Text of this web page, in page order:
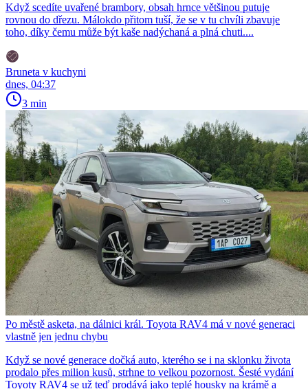
Když scedíte uvařené brambory, obsah hrnce většinou putuje
rovnou do dřezu. Málokdo přitom tuší, že se v tu chvíli zbavuje
toho, díky čemu může být kaše nadýchaná a plná chuti....
Bruneta v kuchyni
dnes, 04:37
3 min
Po městě asketa, na dálnici král. Toyota RAV4 má v nové generaci
vlastně jen jednu chybu
Když se nové generace dočká auto, kterého se i na sklonku života
prodalo přes milion kusů, strhne to velkou pozornost. Šesté vydání
Toyoty RAV4 se už teď prodává jako teplé housky na krámě a